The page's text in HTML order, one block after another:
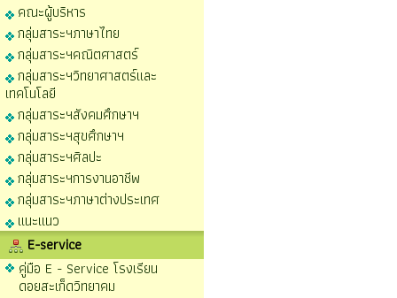
คณะผู้บริหาร
กลุ่มสาระฯภาษาไทย
กลุ่มสาระฯคณิตศาสตร์
กลุ่มสาระฯวิทยาศาสตร์และ
เทคโนโลยี
กลุ่มสาระฯสังคมศึกษาฯ
กลุ่มสาระฯสุขศึกษาฯ
กลุ่มสาระฯศิลปะ
กลุ่มสาระฯการงานอาชีพ
กลุ่มสาระฯภาษาต่างประเทศ
แนะแนว
E-service
คู่มือ E - Service โรงเรียน
ดอยสะเก็ดวิทยาคม